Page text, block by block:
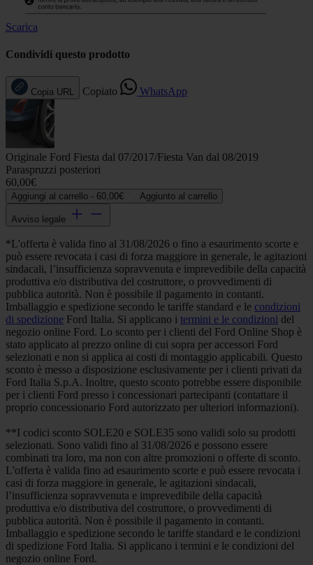
Scarica
Condividi questo prodotto
Copia URL Copiato WhatsApp
Originale Ford Fiesta dal 07/2017/Fiesta Van dal 08/2019
Paraspruzzi posteriori
60,00€
Aggiungi al carrello - 60,00€ Aggiunto al carrello
Avviso legale
*L'offerta è valida fino al 31/08/2026 o fino a esaurimento scorte e
può essere revocata i casi di forza maggiore in generale, le agitazioni
sindacali, l’insufficienza sopravvenuta e imprevedibile della capacità
produttiva e/o distributiva del costruttore, o provvedimenti di
pubblica autorità. Non è possibile il pagamento in contanti.
Imballaggio e spedizione secondo le tariffe standard e le condizioni
di spedizione Ford Italia. Si applicano i termini e le condizioni del
negozio online Ford. Lo sconto per i clienti del Ford Online Shop è
stato applicato al prezzo online di cui sopra per accessori Ford
selezionati e non si applica ai costi di montaggio applicabili. Questo
sconto è messo a disposizione esclusivamente per i clienti privati da
Ford Italia S.p.A. Inoltre, questo sconto potrebbe essere disponibile
per i clienti Ford presso i concessionari partecipanti (contattare il
proprio concessionario Ford autorizzato per ulteriori informazioni).
**I codici sconto SOLE20 e SOLE35 sono validi solo su prodotti
selezionati. Sono validi fino al 31/08/2026 e possono essere
combinati tra loro, ma non con altre promozioni o offerte di sconto.
L'offerta è valida fino ad esaurimento scorte e può essere revocata i
casi di forza maggiore in generale, le agitazioni sindacali,
l’insufficienza sopravvenuta e imprevedibile della capacità
produttiva e/o distributiva del costruttore, o provvedimenti di
pubblica autorità. Non è possibile il pagamento in contanti.
Imballaggio e spedizione secondo le tariffe standard e le condizioni
di spedizione Ford Italia. Si applicano i termini e le condizioni del
negozio online Ford.